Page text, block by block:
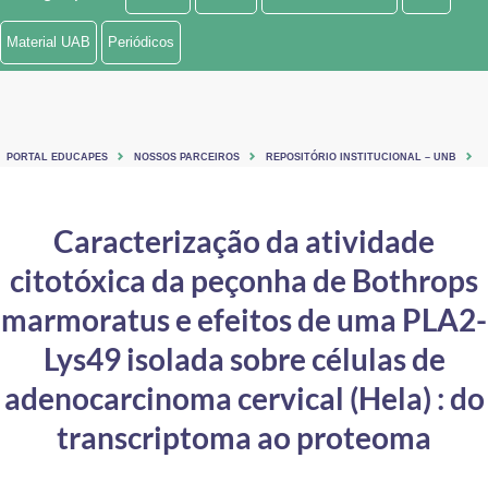
Ministério de Minas e Energia
Controladoria-Geral da União
Ministério da Mulher, da Família e dos Direitos Humanos
Secretaria-Geral
Secretaria de Governo
Material UAB Periódicos
PORTAL EDUCAPES NOSSOS PARCEIROS REPOSITÓRIO INSTITUCIONAL – UNB
Caracterização da atividade
citotóxica da peçonha de Bothrops
marmoratus e efeitos de uma PLA2-
Lys49 isolada sobre células de
adenocarcinoma cervical (Hela) : do
transcriptoma ao proteoma